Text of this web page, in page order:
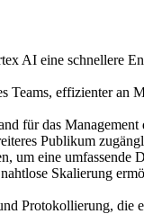
AI eine schnellere
effizienter an
für das
Publikum
um eine umfassende
Skalierung
Protokollierung, die